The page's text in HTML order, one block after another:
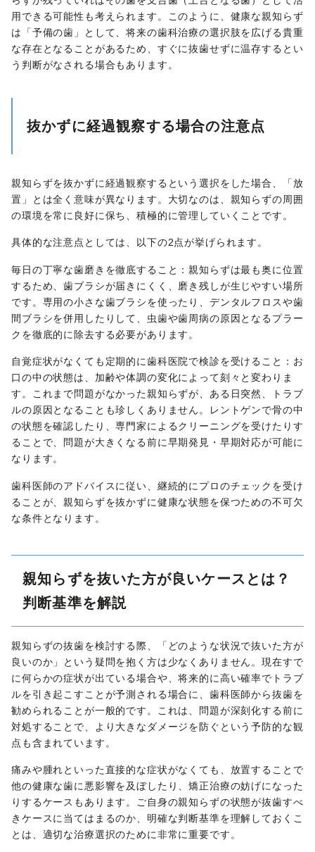
用できる可能性も考えられます。このように、健康な親知らず
は「予備の歯」として、将来の歯科治療の選択肢を広げる貴重
な存在となることがあるため、すぐに抜歯せずに温存するとい
う判断がなされる場合もあります。
抜かずに経過観察する場合の注意点
親知らずを抜かずに経過観察するという選択をした場合、「放
置」とは全く意味が異なります。大切なのは、親知らずの周囲
の環境を常に良好に保ち、積極的に管理していくことです。
具体的な注意点としては、以下の2点が挙げられます。
毎日の丁寧な歯磨きを徹底すること：親知らずは最も奥に位置
するため、歯ブラシが届きにくく、磨き残しが生じやすい場所
です。専用の小さな歯ブラシを使ったり、デンタルフロスや歯
間ブラシを併用したりして、虫歯や歯周病の原因となるプラー
クを徹底的に除去する必要があります。
自覚症状がなくても定期的に歯科医院で検診を受けること：お
口の中の状態は、加齢や体調の変化によって刻々と変わりま
す。これまで問題がなかった親知らずが、ある日突然、トラブ
ルの原因となることも珍しくありません。レントゲンで骨の中
の状態を確認したり、専門家によるクリーニングを受けたりす
ることで、問題が大きくなる前に早期発見・早期対応が可能に
なります。
歯科医師のアドバイスに従い、継続的にプロのチェックを受け
ることが、親知らずを抜かずに健康な状態を保つための不可欠
な条件となります。
親知らずを抜いた方が良いケースとは？
判断基準を解説
親知らずの抜歯を検討する際、「どのような状況で抜いた方が
良いのか」という疑問を抱く方は少なくありません。現在すで
に何らかの症状が出ている場合や、将来的に高い確率でトラブ
ルを引き起こすことが予測される場合に、歯科医師から抜歯を
勧められることが一般的です。これは、問題が深刻化する前に
対処することで、より大きなダメージを防ぐという予防的な観
点も含まれています。
痛みや腫れといった直接的な症状がなくても、放置することで
他の健康な歯に悪影響を及ぼしたり、矯正治療の妨げになった
りするケースもあります。ご自身の親知らずの状態が抜歯すべ
きケースに当てはまるのか、明確な判断基準を理解しておくこ
とは、適切な治療選択のために非常に重要です。